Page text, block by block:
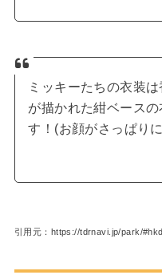
ミッキーたちの衣装
が描かれた紺ベース
す！(お顔がさっぱり
引用元：https://tdrnavi.jp/park/